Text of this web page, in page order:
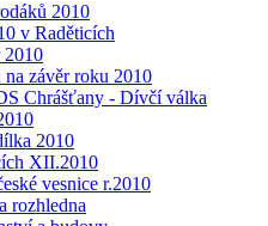
2010
v Raděticích
2010
na závěr roku 2010
Chrášťany - Dívčí válka
2010
XII.2010
vesnice r.2010
rozhledna